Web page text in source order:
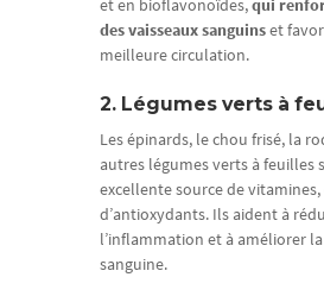
et en bioflavonoïdes,qui
des vaisseaux sanguinset
meilleure circulation.
2. Légumes verts à
Les épinards, le chou frisé, la
autres légumes verts à feuilles
excellente source de
d’antioxydants. Ils aident à
l’inflammation et à améliorer
sanguine.